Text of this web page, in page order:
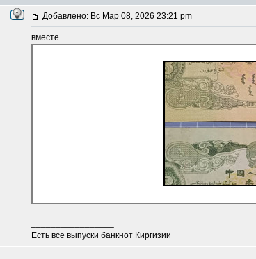
Добавлено: Вс Мар 08, 2026 23:21 pm
вместе
Есть все выпуски банкнот Киргизии